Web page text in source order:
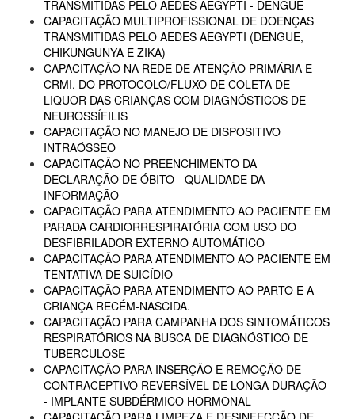
TRANSMITIDAS PELO AEDES AEGYPTI - DENGUE
CAPACITAÇÃO MULTIPROFISSIONAL DE DOENÇAS
TRANSMITIDAS PELO AEDES AEGYPTI (DENGUE,
CHIKUNGUNYA E ZIKA)
CAPACITAÇÃO NA REDE DE ATENÇÃO PRIMÁRIA E
CRMI, DO PROTOCOLO/FLUXO DE COLETA DE
LIQUOR DAS CRIANÇAS COM DIAGNÓSTICOS DE
NEUROSSÍFILIS
CAPACITAÇÃO NO MANEJO DE DISPOSITIVO
INTRAÓSSEO
CAPACITAÇÃO NO PREENCHIMENTO DA
DECLARAÇÃO DE ÓBITO - QUALIDADE DA
INFORMAÇÃO
CAPACITAÇÃO PARA ATENDIMENTO AO PACIENTE EM
PARADA CARDIORRESPIRATÓRIA COM USO DO
DESFIBRILADOR EXTERNO AUTOMÁTICO
CAPACITAÇÃO PARA ATENDIMENTO AO PACIENTE EM
TENTATIVA DE SUICÍDIO
CAPACITAÇÃO PARA ATENDIMENTO AO PARTO E A
CRIANÇA RECÉM-NASCIDA.
CAPACITAÇÃO PARA CAMPANHA DOS SINTOMÁTICOS
RESPIRATÓRIOS NA BUSCA DE DIAGNÓSTICO DE
TUBERCULOSE
CAPACITAÇÃO PARA INSERÇÃO E REMOÇÃO DE
CONTRACEPTIVO REVERSÍVEL DE LONGA DURAÇÃO
- IMPLANTE SUBDÉRMICO HORMONAL